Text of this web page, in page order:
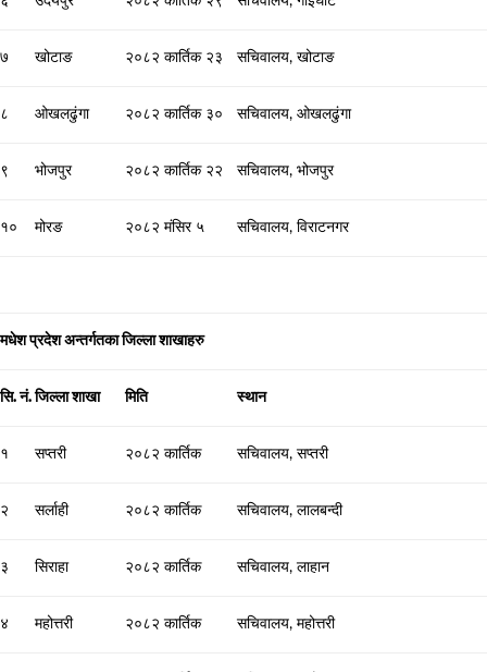
७ खोटाङ २०८२ कार्तिक २३ सचिवालय, खोटाङ
८ ओखलढुंगा २०८२ कार्तिक ३० सचिवालय, ओखलढुंगा
९ भोजपुर २०८२ कार्तिक २२ सचिवालय, भोजपुर
१० मोरङ २०८२ मंसिर ५ सचिवालय, विराटनगर
मधेश प्रदेश अन्तर्गतका जिल्ला शाखाहरु
सि. नं. जिल्ला शाखा मिति स्थान
१ सप्तरी २०८२ कार्तिक सचिवालय, सप्तरी
२ सर्लाही २०८२ कार्तिक सचिवालय, लालबन्दी
३ सिराहा २०८२ कार्तिक सचिवालय, लाहान
४ महोत्तरी २०८२ कार्तिक सचिवालय, महोत्तरी